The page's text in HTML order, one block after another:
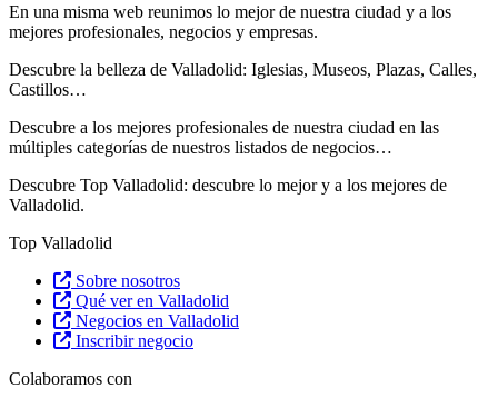
En una misma web reunimos lo mejor de nuestra ciudad y a los
mejores profesionales, negocios y empresas.
Descubre la belleza de Valladolid: Iglesias, Museos, Plazas, Calles,
Castillos…
Descubre a los mejores profesionales de nuestra ciudad en las
múltiples categorías de nuestros listados de negocios…
Descubre Top Valladolid: descubre lo mejor y a los mejores de
Valladolid.
Top Valladolid
Sobre nosotros
Qué ver en Valladolid
Negocios en Valladolid
Inscribir negocio
Colaboramos con